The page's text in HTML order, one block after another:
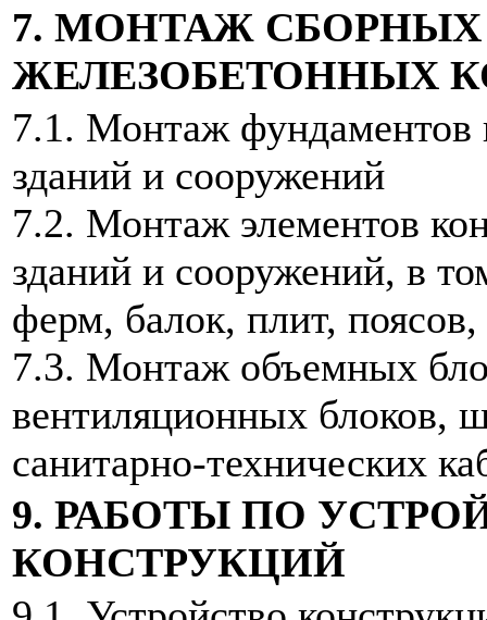
7. МОНТАЖ
ЖЕЛЕЗОБЕТОННЫХ
7.1. Монтаж фундаментов
зданий и сооружений
7.2. Монтаж элементов
зданий и сооружений, в
ферм, балок, плит,
7.3. Монтаж объемных
вентиляционных блоков,
санитарно-технических
9. РАБОТЫ ПО
КОНСТРУКЦИЙ